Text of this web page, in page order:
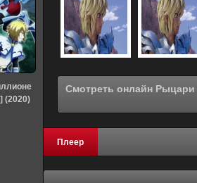
Смотреть онлайн Рыцари Зодиака: Святой Сэйя — Битва за святилище (2022) в
Плеер
(2020)